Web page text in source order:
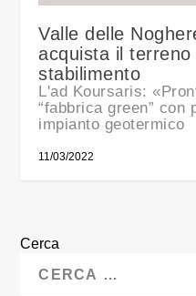
Valle delle
acquista il
stabilimento
L'ad Koursaris:
“fabbrica green”
impianto geotermico
11/03/2022
Cerca